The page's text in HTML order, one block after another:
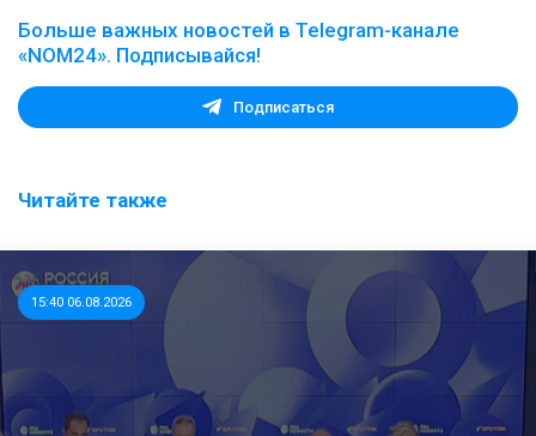
Больше важных новостей в Telegram-канале
«NOM24». Подписывайся!
Подписаться
Читайте также
15:40 06.08.2026